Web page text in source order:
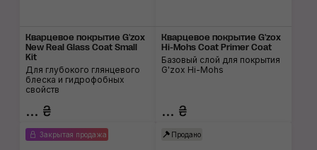
Кварцевое покрытие G'zox
New Real Glass Coat Small
Kit
Для глубокого глянцевого
блеска и гидрофобных
свойств
... ₴
Кварцевое покрытие G'zox
Hi-Mohs Coat Primer Coat
Базовый слой для покрытия
G'zox Hi-Mohs
... ₴
Закрытая продажа Продано